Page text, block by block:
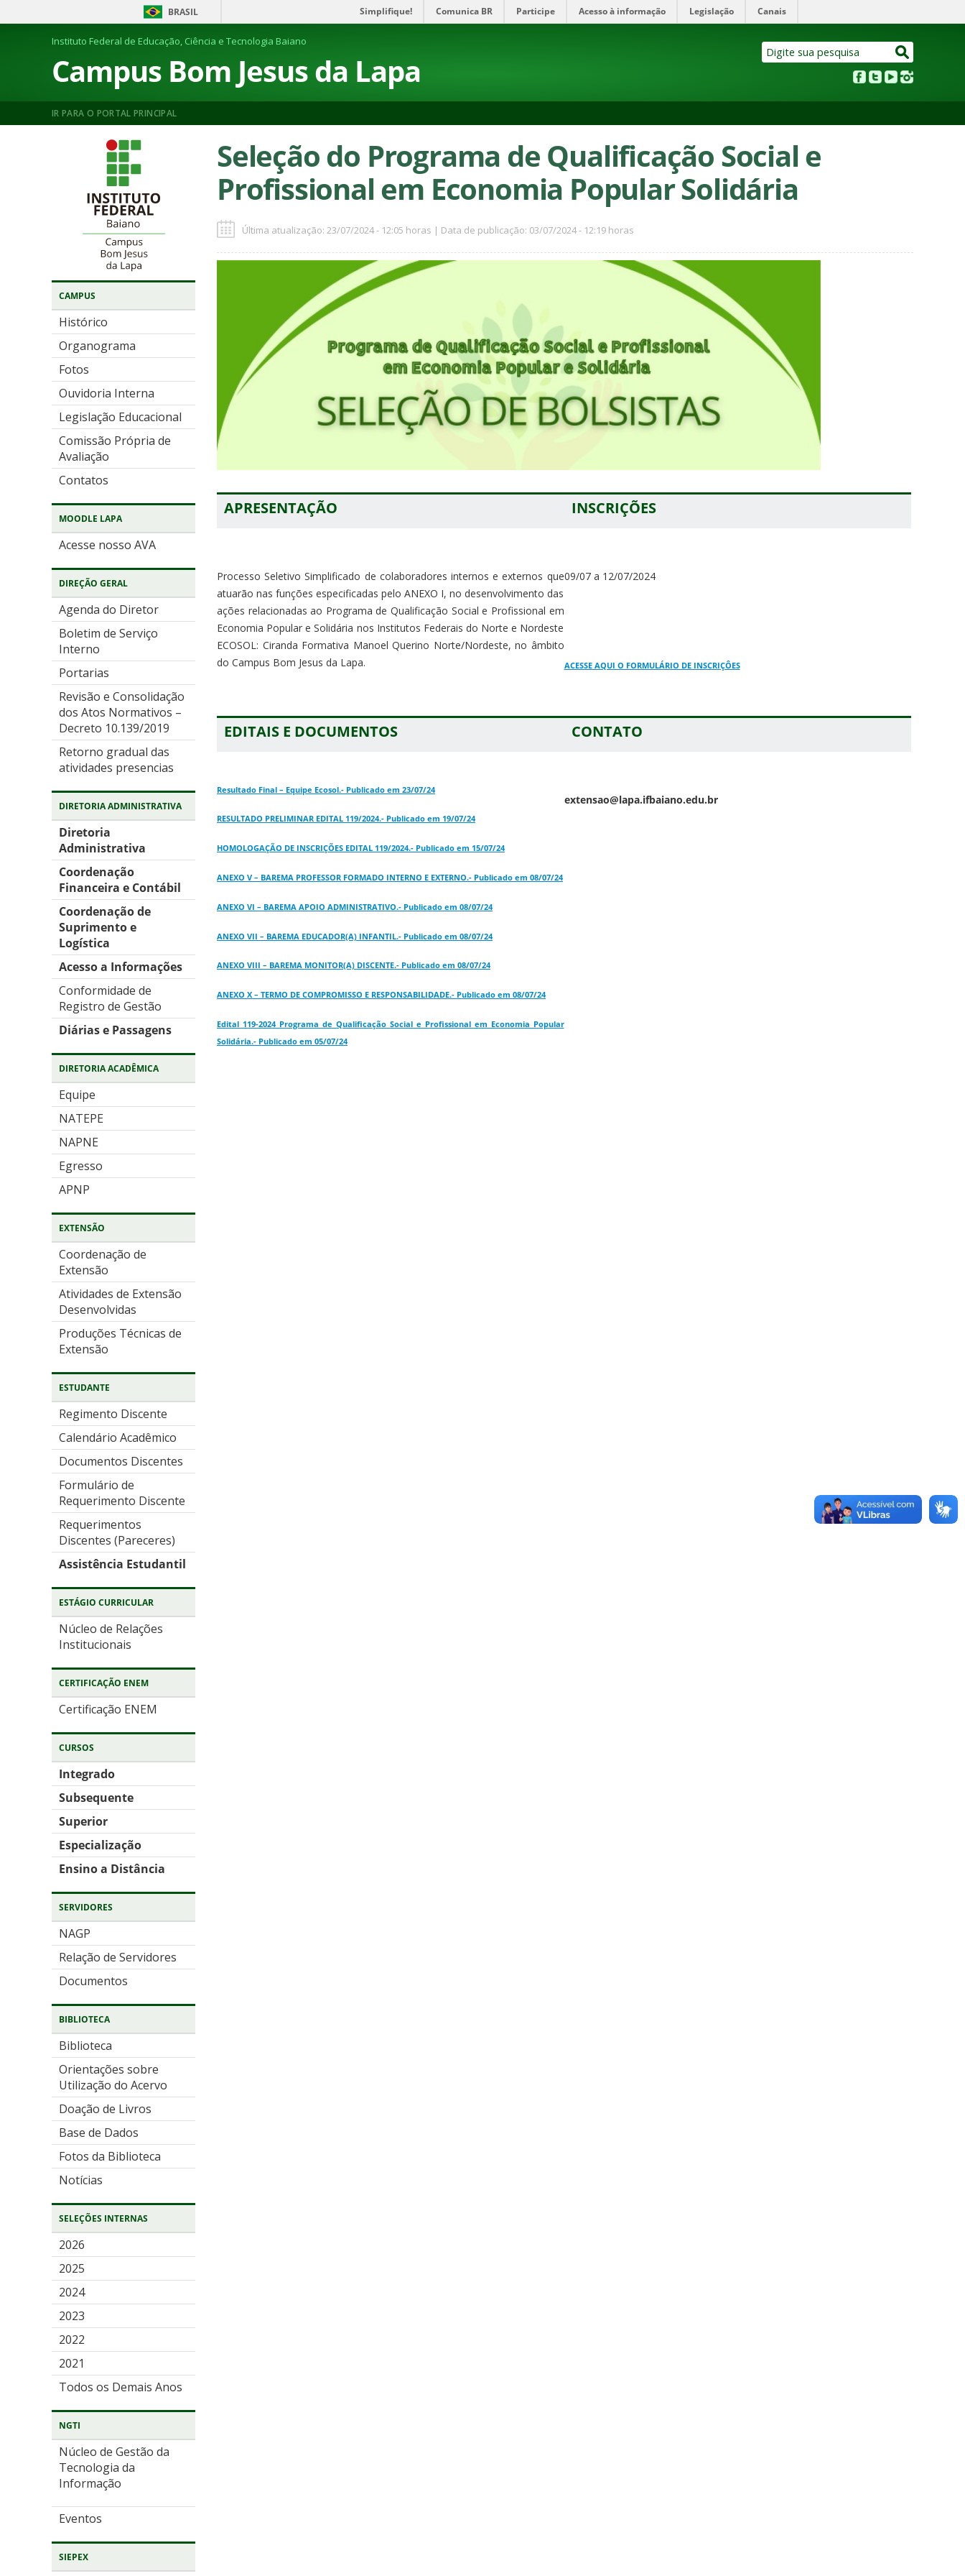
BRASIL Simplifique! Comunica BR Participe Acesso à informação Legislação Canais
Instituto Federal de Educação, Ciência e Tecnologia Baiano
Campus Bom Jesus da Lapa
IR PARA O PORTAL PRINCIPAL
CAMPUS
Histórico
Organograma
Fotos
Ouvidoria Interna
Legislação Educacional
Comissão Própria de
Avaliação
Contatos
MOODLE LAPA
Acesse nosso AVA
DIREÇÃO GERAL
Agenda do Diretor
Boletim de Serviço
Interno
Portarias
Revisão e Consolidação
dos Atos Normativos –
Decreto 10.139/2019
Retorno gradual das
atividades presencias
DIRETORIA ADMINISTRATIVA
Diretoria
Administrativa
Coordenação
Financeira e Contábil
Coordenação de
Suprimento e
Logística
Acesso a Informações
Conformidade de
Registro de Gestão
Diárias e Passagens
DIRETORIA ACADÊMICA
Equipe
NATEPE
NAPNE
Egresso
APNP
EXTENSÃO
Coordenação de
Extensão
Atividades de Extensão
Desenvolvidas
Produções Técnicas de
Extensão
ESTUDANTE
Regimento Discente
Calendário Acadêmico
Documentos Discentes
Formulário de
Requerimento Discente
Requerimentos
Discentes (Pareceres)
Assistência Estudantil
ESTÁGIO CURRICULAR
Núcleo de Relações
Institucionais
CERTIFICAÇÃO ENEM
Certificação ENEM
CURSOS
Integrado
Subsequente
Superior
Especialização
Ensino a Distância
SERVIDORES
NAGP
Relação de Servidores
Documentos
BIBLIOTECA
Biblioteca
Orientações sobre
Utilização do Acervo
Doação de Livros
Base de Dados
Fotos da Biblioteca
Notícias
SELEÇÕES INTERNAS
2026
2025
2024
2023
2022
2021
Todos os Demais Anos
NGTI
Núcleo de Gestão da
Tecnologia da
Informação
Eventos
SIEPEX
Seleção do Programa de Qualificação Social e
Profissional em Economia Popular Solidária
Última atualização: 23/07/2024 - 12:05 horas | Data de publicação: 03/07/2024 - 12:19 horas
APRESENTAÇÃO INSCRIÇÕES
Processo Seletivo Simplificado de colaboradores internos e externos que
atuarão nas funções especificadas pelo ANEXO I, no desenvolvimento das
ações relacionadas ao Programa de Qualificação Social e Profissional em
Economia Popular e Solidária nos Institutos Federais do Norte e Nordeste
ECOSOL: Ciranda Formativa Manoel Querino Norte/Nordeste, no âmbito
do Campus Bom Jesus da Lapa.
09/07 a 12/07/2024
ACESSE AQUI O FORMULÁRIO DE INSCRIÇÔES
EDITAIS E DOCUMENTOS CONTATO
Resultado Final – Equipe Ecosol.- Publicado em 23/07/24
RESULTADO PRELIMINAR EDITAL 119/2024.- Publicado em 19/07/24
HOMOLOGAÇÃO DE INSCRIÇÕES EDITAL 119/2024.- Publicado em 15/07/24
ANEXO V – BAREMA PROFESSOR FORMADO INTERNO E EXTERNO.- Publicado em 08/07/24
ANEXO VI – BAREMA APOIO ADMINISTRATIVO.- Publicado em 08/07/24
ANEXO VII – BAREMA EDUCADOR(A) INFANTIL.- Publicado em 08/07/24
ANEXO VIII – BAREMA MONITOR(A) DISCENTE.- Publicado em 08/07/24
ANEXO X – TERMO DE COMPROMISSO E RESPONSABILIDADE.- Publicado em 08/07/24
Edital 119-2024 Programa de Qualificação Social e Profissional em Economia Popular
Solidária.- Publicado em 05/07/24
extensao@lapa.ifbaiano.edu.br